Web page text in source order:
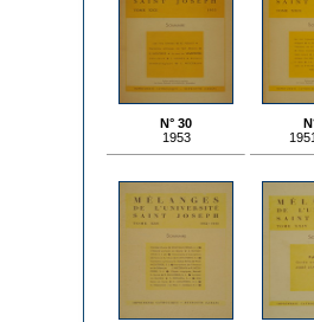
N° 30
1953